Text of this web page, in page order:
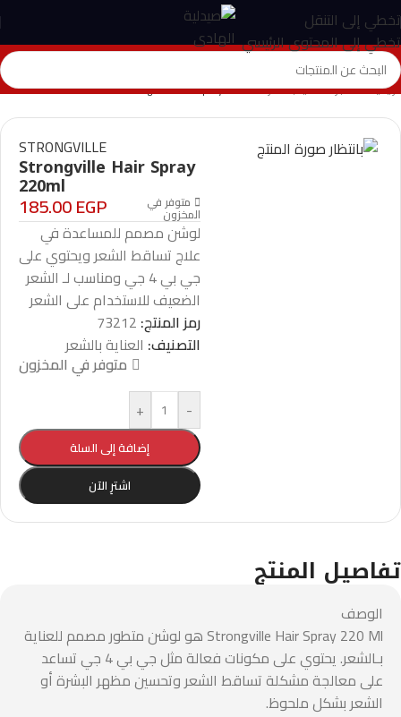
تخطي إلى التنقل
تخطي إلى المحتوى الرئيسي
الرئيسية>المتجر>العناية بالشعر>
Strongville Hair Spray 220ml
STRONGVILLE
Strongville Hair Spray
220ml
متوفر في
المخزون 185.00EGP
لوشن مصمم للمساعدة في
علاج تساقط الشعر ويحتوي على
جي بي 4 جي ومناسب لـ الشعر
الضعيف للاستخدام على الشعر
رمز المنتج: 73212
التصنيف: العناية بالشعر
متوفر في المخزون
-
+
إضافة إلى السلة
اشترِ الآن
تفاصيل المنتج
الوصف
Strongville Hair Spray 220 Ml هو لوشن متطور مصمم للعناية
بـالشعر. يحتوي على مكونات فعالة مثل جي بي 4 جي تساعد
على معالجة مشكلة تساقط الشعر وتحسين مظهر البشرة أو
الشعر بشكل ملحوظ.